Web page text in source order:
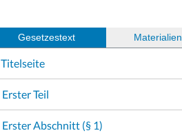
Gesetzestext Materialien
Titelseite
Erster Teil
Erster Abschnitt (§ 1)